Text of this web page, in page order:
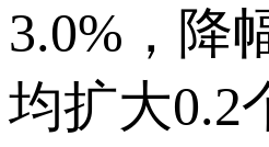
3.0%，降
均扩大0.2